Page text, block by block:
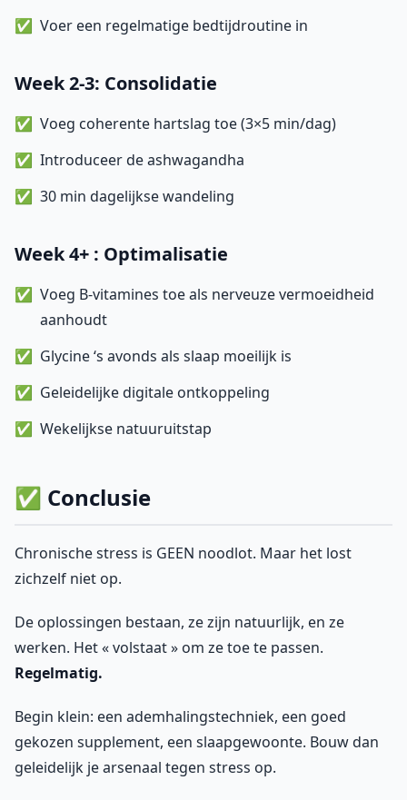
Voer een regelmatige bedtijdroutine in
Week 2-3: Consolidatie
Voeg coherente hartslag toe (3×5 min/dag)
Introduceer de ashwagandha
30 min dagelijkse wandeling
Week 4+ : Optimalisatie
Voeg B-vitamines toe als nerveuze vermoeidheid
aanhoudt
Glycine ‘s avonds als slaap moeilijk is
Geleidelijke digitale ontkoppeling
Wekelijkse natuuruitstap
✅ Conclusie
Chronische stress is GEEN noodlot. Maar het lost
zichzelf niet op.
De oplossingen bestaan, ze zijn natuurlijk, en ze
werken. Het « volstaat » om ze toe te passen.
Regelmatig.
Begin klein: een ademhalingstechniek, een goed
gekozen supplement, een slaapgewoonte. Bouw dan
geleidelijk je arsenaal tegen stress op.